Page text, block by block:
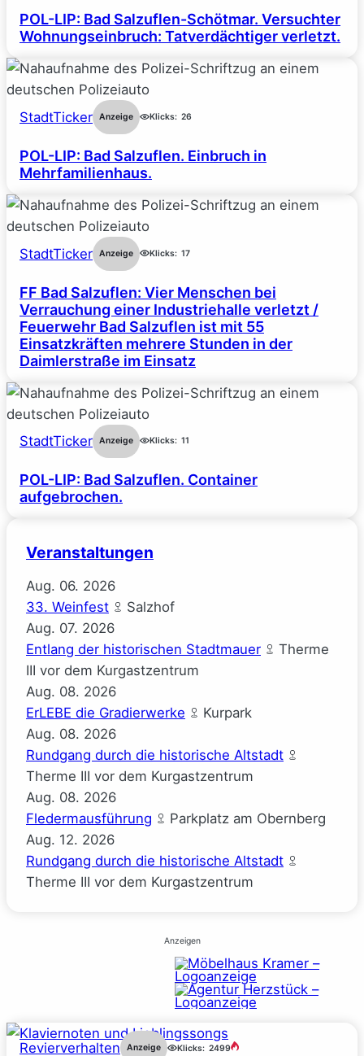
POL-LIP: Bad Salzuflen-Schötmar. Versuchter
Wohnungseinbruch: Tatverdächtiger verletzt.
StadtTicker Anzeige Klicks: 26
POL-LIP: Bad Salzuflen. Einbruch in
Mehrfamilienhaus.
StadtTicker Anzeige Klicks: 17
FF Bad Salzuflen: Vier Menschen bei
Verrauchung einer Industriehalle verletzt /
Feuerwehr Bad Salzuflen ist mit 55
Einsatzkräften mehrere Stunden in der
Daimlerstraße im Einsatz
StadtTicker Anzeige Klicks: 11
POL-LIP: Bad Salzuflen. Container
aufgebrochen.
Veranstaltungen
Aug. 06. 2026
33. Weinfest
Salzhof
Aug. 07. 2026
Entlang der historischen Stadtmauer
Therme
III vor dem Kurgastzentrum
Aug. 08. 2026
ErLEBE die Gradierwerke
Kurpark
Aug. 08. 2026
Rundgang durch die historische Altstadt
Therme III vor dem Kurgastzentrum
Aug. 08. 2026
Fledermausführung
Parkplatz am Obernberg
Aug. 12. 2026
Rundgang durch die historische Altstadt
Therme III vor dem Kurgastzentrum
Anzeigen
Revierverhalten Anzeige Klicks: 2499